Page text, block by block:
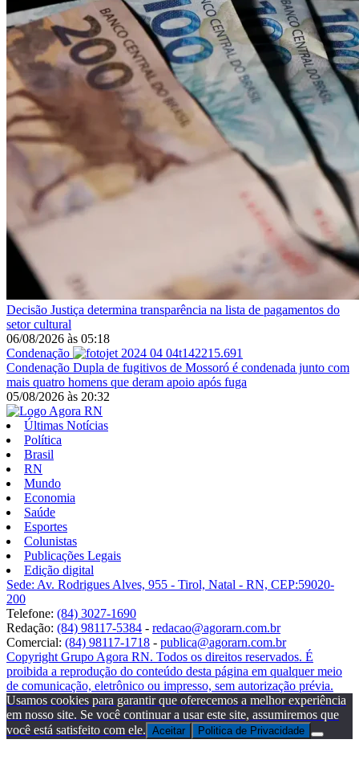
Decisão Justiça determina transparência na lista de pagamentos do
setor cultural
06/08/2026 às 05:18
Condenação
Condenação Dupla de fugitivos de Mossoró é condenada junto com
mais quatro homens que deram apoio após fuga
05/08/2026 às 20:32
Últimas Notícias
Política
Brasil
RN
Mundo
Economia
Saúde
Esportes
Colunistas
Publicações Legais
Edição digital
Sede: Av. Rodrigues Alves, 955 - Tirol, Natal - RN, CEP:59020-
200
Telefone: (84) 3027-1690
Redação: (84) 98117-5384 - redacao@agorarn.com.br
Comercial: (84) 98117-1718 - publica@agorarn.com.br
Copyright Grupo Agora RN. Todos os direitos reservados. É
proibida a reprodução do conteúdo desta página em qualquer meio
de comunicação, eletrônico ou impresso, sem autorização prévia.
Usamos cookies para garantir que oferecemos a melhor experiência
em nosso site. Se você continuar a usar este site, assumiremos que
você está satisfeito com ele. Aceitar Politica de Privacidade